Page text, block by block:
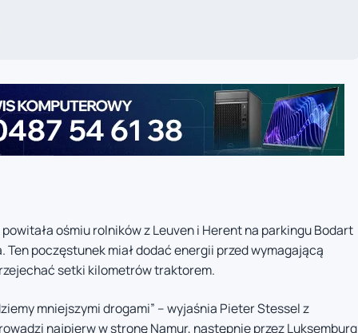
ośmiu rolników z Leuven i Herent na parkingu Bodart
poczęstunek miał dodać energii przed wymagającą
setki kilometrów traktorem.
mniejszymi drogami” – wyjaśnia Pieter Stessel z
najpierw w stronę Namur, następnie przez Luksemburg